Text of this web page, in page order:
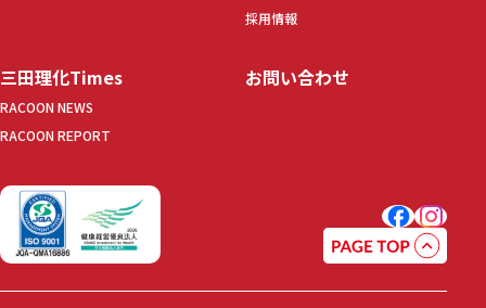
採用情報
三田理化Times
RACOON NEWS
RACOON REPORT
お問い合わせ